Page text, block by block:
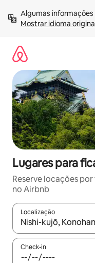
para
Mostrar idioma
Lugares para
Reserve locações
no Airbnb
Localização
Quando os
Check-in